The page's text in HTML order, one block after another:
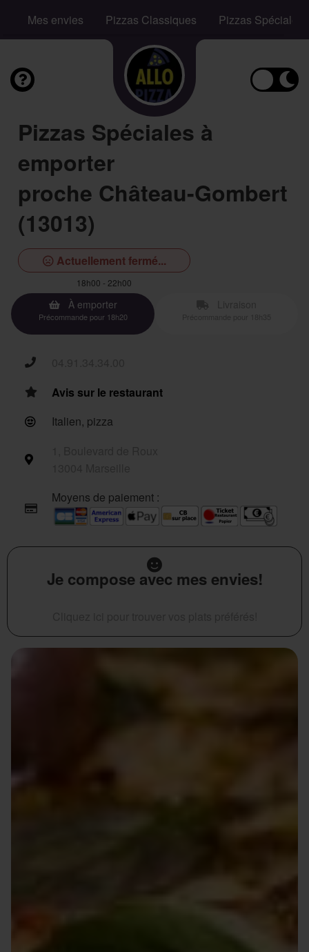
Mes envies Pizzas Classiques Pizzas Spéciales
Pizzas Spéciales à
emporter
proche Château-Gombert
(13013)
Actuellement fermé...
18h00 - 22h00
À emporter
Précommande pour 18h20
Avis sur le restaurant
Italien, pizza
Moyens de paiement :
Je compose avec mes envies!